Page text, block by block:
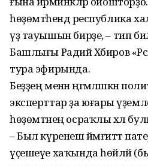
һөҙөмтәһендә республика
үҙ тауышын бирҙе, – тип
Башлығы Радий Хәбиров
тура эфирында.
Беҙҙең менән әңгәмәләшкән
эксперттар ҙа юғары
һөҙөмтәнең осраҡлы хәл
– Был күренеш йәмғиәттә
үҫешеүе хаҡында һөйләй